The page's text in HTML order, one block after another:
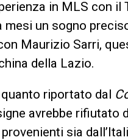
in MLS con il
mesi un sogno
Maurizio Sarri,
della Lazio.
riportato dal
avrebbe rifiutato
sia